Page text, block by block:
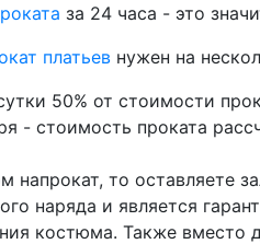
за 24 часа - это
платьев нужен на
50% от стоимости
- стоимость проката
напрокат, то оставляете
наряда и является
костюма. Также